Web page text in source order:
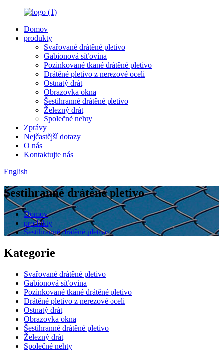
Domov
produkty
Svařované drátěné pletivo
Gabionová síťovina
Pozinkované tkané drátěné pletivo
Drátěné pletivo z nerezové oceli
Ostnatý drát
Obrazovka okna
Šestihranné drátěné pletivo
Železný drát
Společné nehty
Zprávy
Nejčastější dotazy
O nás
Kontaktujte nás
English
Šestihranné drátěné pletivo
Domov
produkty
Šestihranné drátěné pletivo
Kategorie
Svařované drátěné pletivo
Gabionová síťovina
Pozinkované tkané drátěné pletivo
Drátěné pletivo z nerezové oceli
Ostnatý drát
Obrazovka okna
Šestihranné drátěné pletivo
Železný drát
Společné nehty